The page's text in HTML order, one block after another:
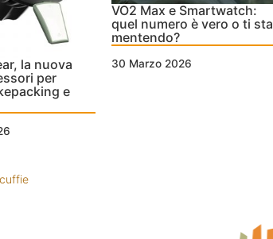
la nuova
per
e
VO2 Max e Smartwatch:
quel numero è vero o ti sta
mentendo?
30 Marzo 2026
cuffie